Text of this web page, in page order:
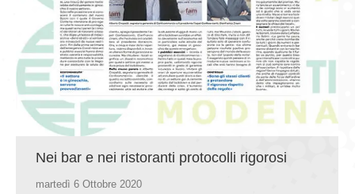
COMUNICATI E NEWS
CONTATTI
Nei bar e nei ristoranti protocolli rigorosi
martedì 6 Ottobre 2020